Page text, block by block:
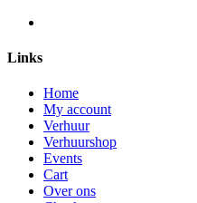
Links
Home
My account
Verhuur
Verhuurshop
Events
Cart
Over ons